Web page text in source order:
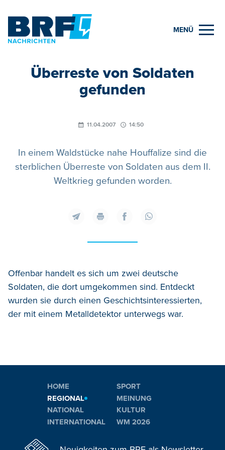
MENÜ
Überreste von Soldaten
gefunden
11.04.2007 14:50
In einem Waldstücke nahe Houffalize sind die
sterblichen Überreste von Soldaten aus dem II.
Weltkrieg gefunden worden.
Offenbar handelt es sich um zwei deutsche
Soldaten, die dort umgekommen sind. Entdeckt
wurden sie durch einen Geschichtsinteressierten,
der mit einem Metalldetektor unterwegs war.
HOME
REGIONAL
NATIONAL
INTERNATIONAL
SPORT
MEINUNG
KULTUR
WM 2026